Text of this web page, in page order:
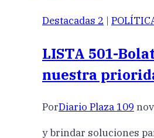
Destacadas 2 |
LISTA 501-
nuestra
PorDiario Plaza 109
y brindar soluciones